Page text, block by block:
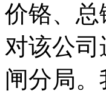
价铬、总
对该公
闸分局